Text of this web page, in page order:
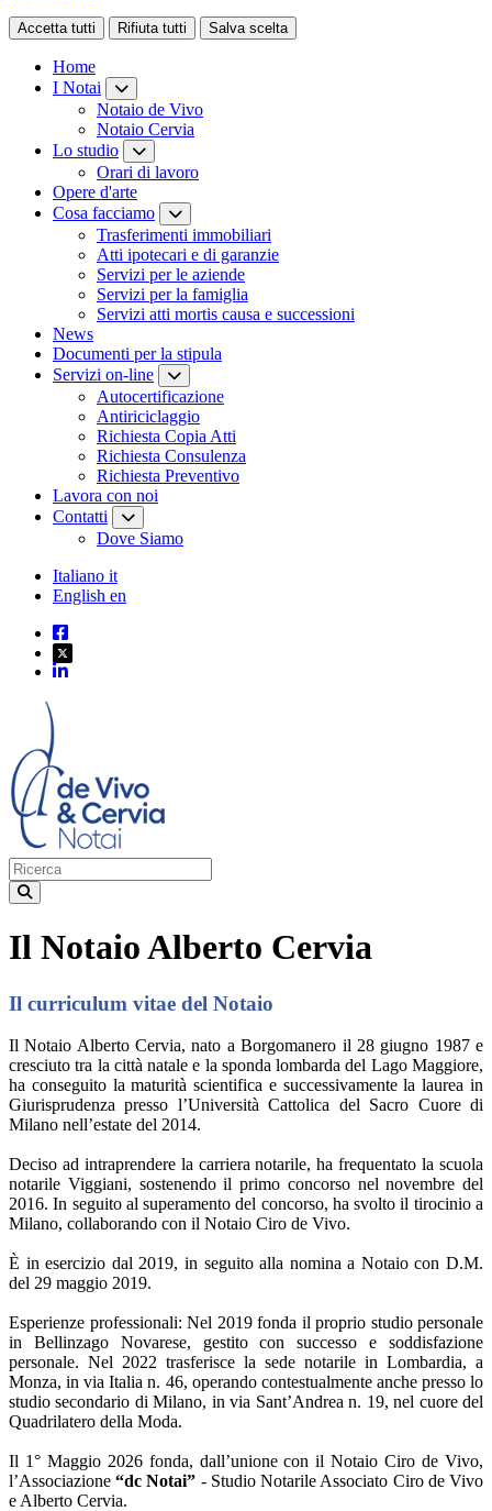
Accetta tutti Rifiuta tutti Salva scelta
Home
I Notai
Notaio de Vivo
Notaio Cervia
Lo studio
Orari di lavoro
Opere d'arte
Cosa facciamo
Trasferimenti immobiliari
Atti ipotecari e di garanzie
Servizi per le aziende
Servizi per la famiglia
Servizi atti mortis causa e successioni
News
Documenti per la stipula
Servizi on-line
Autocertificazione
Antiriciclaggio
Richiesta Copia Atti
Richiesta Consulenza
Richiesta Preventivo
Lavora con noi
Contatti
Dove Siamo
Italiano it
English en
Il Notaio Alberto Cervia
Il curriculum vitae del Notaio
Il Notaio Alberto Cervia, nato a Borgomanero il 28 giugno 1987 e
cresciuto tra la città natale e la sponda lombarda del Lago Maggiore,
ha conseguito la maturità scientifica e successivamente la laurea in
Giurisprudenza presso l’Università Cattolica del Sacro Cuore di
Milano nell’estate del 2014.
Deciso ad intraprendere la carriera notarile, ha frequentato la scuola
notarile Viggiani, sostenendo il primo concorso nel novembre del
2016. In seguito al superamento del concorso, ha svolto il tirocinio a
Milano, collaborando con il Notaio Ciro de Vivo.
È in esercizio dal 2019, in seguito alla nomina a Notaio con D.M.
del 29 maggio 2019.
Esperienze professionali: Nel 2019 fonda il proprio studio personale
in Bellinzago Novarese, gestito con successo e soddisfazione
personale. Nel 2022 trasferisce la sede notarile in Lombardia, a
Monza, in via Italia n. 46, operando contestualmente anche presso lo
studio secondario di Milano, in via Sant’Andrea n. 19, nel cuore del
Quadrilatero della Moda.
Il 1° Maggio 2026 fonda, dall’unione con il Notaio Ciro de Vivo,
l’Associazione“dc Notai” - Studio Notarile Associato Ciro de Vivo
e Alberto Cervia.